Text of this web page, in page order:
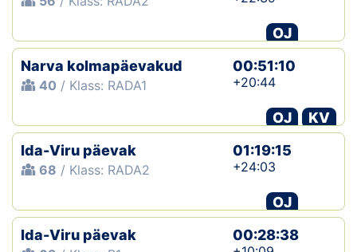
OJ
Narva kolmapäevakud
40 / Klass: RADA1
00:51:10
+20:44
OJ
KV
Ida-Viru päevak
68 / Klass: RADA2
01:19:15
+24:03
OJ
Ida-Viru päevak
00:28:38